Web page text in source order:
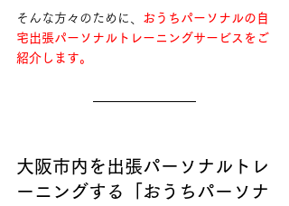
そんな方々のために、
おうちパーソナルの自
宅出張パーソナルトレーニングサービスをご
紹介します。
大阪市内を出張パーソナルトレ
ーニングする「おうちパーソナ